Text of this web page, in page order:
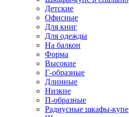
Детские
Офисные
Для книг
Для одежды
На балкон
Форма
Высокие
Г-образные
Длинные
Низкие
П-образные
Радиусные шкафы-купе